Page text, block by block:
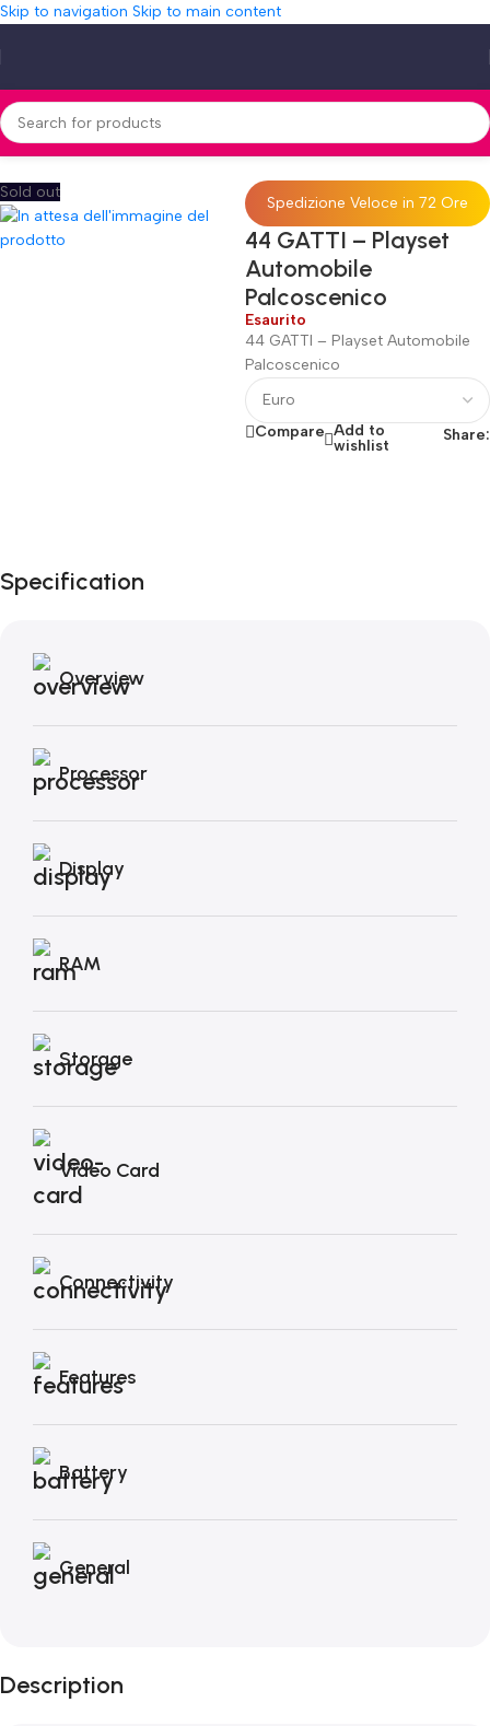
Skip to navigation Skip to main content
Home»Shop»44 GATTI – Playset Automobile Palcoscenico
Sold out
Spedizione Veloce in 72 Ore
44 GATTI – Playset
Automobile
Palcoscenico
Esaurito
44 GATTI – Playset Automobile
Palcoscenico
Compare Add to
wishlist
Share:
Specification
Overview
Processor
Display
RAM
Storage
Video Card
Connectivity
Features
Battery
General
Description